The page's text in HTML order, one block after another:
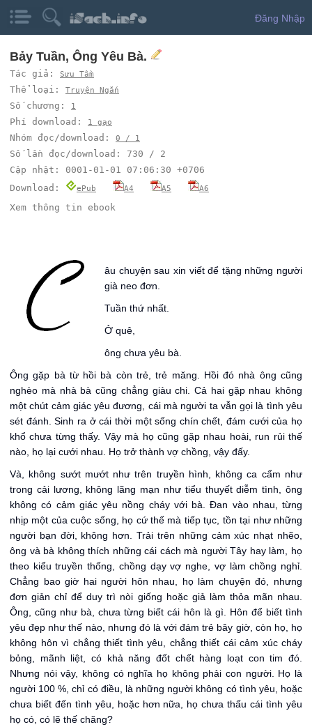
Đăng Nhập
Bảy Tuần, Ông Yêu Bà.
Tác giả: Sưu Tầm
Thể loại: Truyện Ngắn
Số chương: 1
Phí download: 1 gạo
Nhóm đọc/download: 0 / 1
Số lần đọc/download: 730 / 2
Cập nhật: 0001-01-01 07:06:30 +0706
Download:
ePub A4 A5 A6
Xem thông tin ebook
âu chuyện sau xin viết để tặng những người
già neo đơn.
Tuần thứ nhất.
Ở quê,
ông chưa yêu bà.
Ông gặp bà từ hồi bà còn trẻ, trẻ măng. Hồi đó nhà ông cũng
nghèo mà nhà bà cũng chẳng giàu chi. Cả hai gặp nhau không
một chút cảm giác yêu đương, cái mà người ta vẫn gọi là tình yêu
sét đánh. Sinh ra ở cái thời một sống chín chết, đám cưới của họ
khổ chưa từng thấy. Vậy mà họ cũng gặp nhau hoài, run rủi thế
nào, họ lại cưới nhau. Họ trở thành vợ chồng, vậy đấy.
Và, không sướt mướt như trên truyền hình, không ca cẩm như
trong cải lương, không lãng mạn như tiểu thuyết diễm tình, ông
không có cảm giác yêu nồng cháy với bà. Đan vào nhau, từng
nhịp một của cuộc sống, họ cứ thế mà tiếp tục, tồn tại như những
người bạn đời, không hơn. Trải trên những cảm xúc nhạt nhẽo,
ông và bà không thích những cái cách mà người Tây hay làm, họ
theo kiểu truyền thống, chồng dạy vợ nghe, vợ làm chồng nghỉ.
Chẳng bao giờ hai người hôn nhau, họ làm chuyện đó, nhưng
đơn giản chỉ để duy trì nòi giống hoặc giả làm thỏa mãn nhau.
Ông, cũng như bà, chưa từng biết cái hôn là gì. Hôn để biết tình
yêu đẹp như thế nào, nhưng đó là với đám trẻ bây giờ, còn họ, họ
không hôn vì chẳng thiết tình yêu, chẳng thiết cái cảm xúc cháy
bỏng, mãnh liệt, có khả năng đốt chết hàng loạt con tim đó.
Nhưng nói vậy, không có nghĩa họ không phải con người. Họ là
người 100 %, chỉ có điều, là những người không có tình yêu, hoặc
chưa biết đến tình yêu, hoặc hơn nữa, họ chưa thấu cái tình yêu
họ có, có lẽ thế chăng?